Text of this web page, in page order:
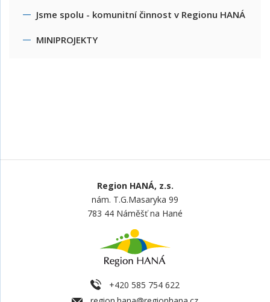
Jsme spolu - komunitní činnost v Regionu HANÁ
MINIPROJEKTY
Region HANÁ, z.s.
nám. T.G.Masaryka 99
783 44 Náměšť na Hané
+420 585 754 622